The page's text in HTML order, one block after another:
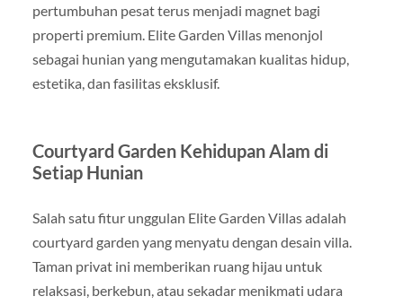
pertumbuhan pesat terus menjadi magnet bagi
properti premium. Elite Garden Villas menonjol
sebagai hunian yang mengutamakan kualitas hidup,
estetika, dan fasilitas eksklusif.
Courtyard Garden Kehidupan Alam di
Setiap Hunian
Salah satu fitur unggulan Elite Garden Villas adalah
courtyard garden yang menyatu dengan desain villa.
Taman privat ini memberikan ruang hijau untuk
relaksasi, berkebun, atau sekadar menikmati udara